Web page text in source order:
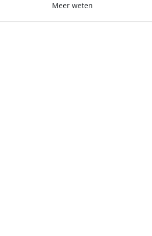
Meer weten